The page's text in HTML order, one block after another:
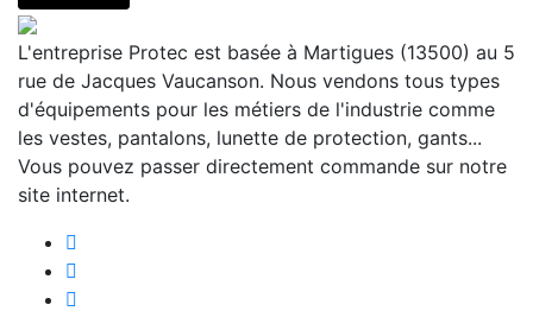
L'entreprise Protec est basée à Martigues (13500) au 5
rue de Jacques Vaucanson. Nous vendons tous types
d'équipements pour les métiers de l'industrie comme
les vestes, pantalons, lunette de protection, gants...
Vous pouvez passer directement commande sur notre
site internet.